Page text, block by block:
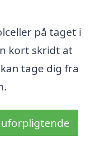
på taget i
kort skridt at
tage dig fra